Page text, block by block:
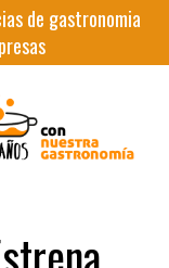
de gastronomia